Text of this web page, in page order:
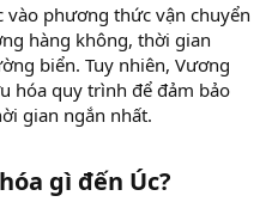
phương thức vận chuyển
hàng không, thời gian
biển. Tuy nhiên, Vương
hóa quy trình để đảm bảo
gian ngắn nhất.
gì đến Úc?​